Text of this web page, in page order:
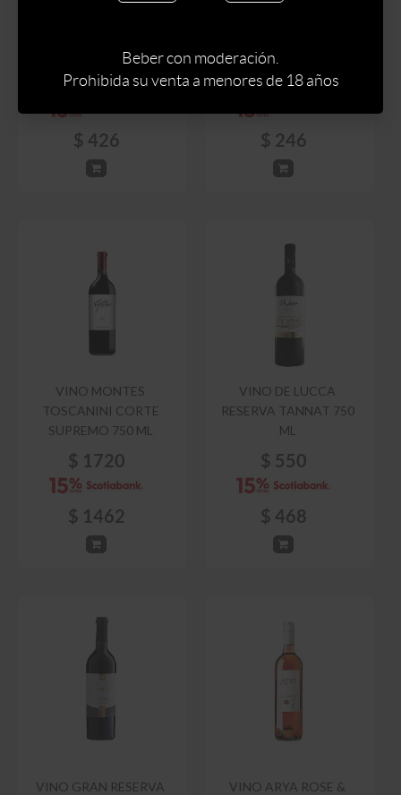
TINTO 750 ML
669 $502
$ 426
CURAZAO BLANCO
$289
$ 246
VINO MONTES
TOSCANINI CORTE
SUPREMO 750 ML
$ 1720
$ 1462
VINO DE LUCCA
RESERVA TANNAT 750
ML
$ 550
$ 468
VINO GRAN RESERVA
VINO ARYA ROSE &
Beber con moderación.
Prohibida su venta a menores de 18 años